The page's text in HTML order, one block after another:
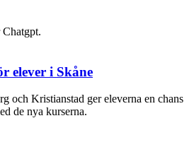
elever i Skåne
och Kristianstad ger eleverna en chans
de nya kurserna.